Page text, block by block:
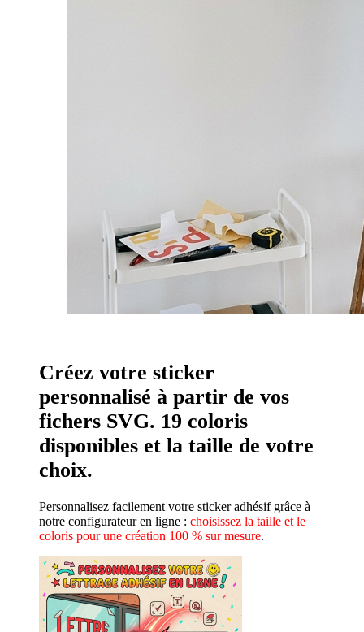
Créez votre sticker
personnalisé à partir de vos
fichers SVG. 19 coloris
disponibles et la taille de votre
choix.
Personnalisez facilement votre sticker adhésif grâce à
notre configurateur en ligne : choisissez la taille et le
coloris pour une création 100 % sur mesure.